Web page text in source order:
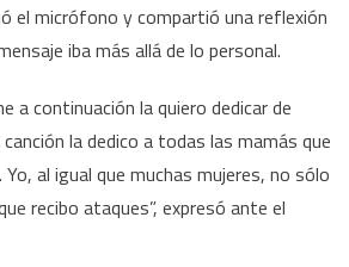
el micrófono y compartió una reflexión
iba más allá de lo personal.
a continuación la quiero dedicar de
la dedico a todas las mamás que
al igual que muchas mujeres, no sólo
recibo ataques”, expresó ante el